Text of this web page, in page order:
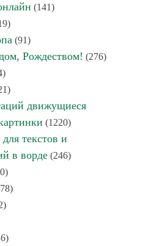
(141)
(91)
Рождеством! (276)
движущиеся
(1220)
текстов и
в ворде(246)